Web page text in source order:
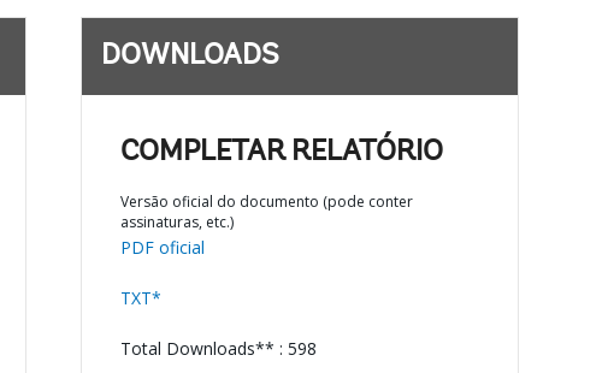
DOWNLOADS
COMPLETAR RELATÓRIO
Versão oficial do documento (pode conter
assinaturas, etc.)
PDF oficial
TXT*
Total Downloads** : 598